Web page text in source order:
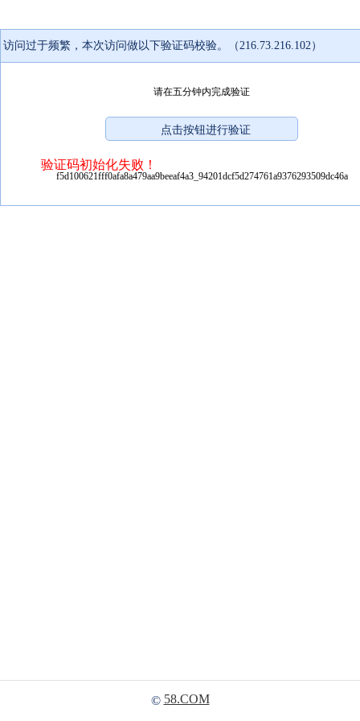
访问过于频繁，本次访问做以下验证码校验。（216.73.216.102）
请在五分钟内完成验证
验证码初始化失败！
f5d100621fff0afa8a479aa9beeaf4a3_94201dcf5d274761a9376293509dc46a
© 58.COM